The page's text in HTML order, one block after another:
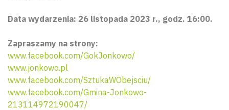
Data wydarzenia: 26 listopada 2023 r., godz. 16:00.
Zapraszamy na strony:
www.facebook.com/GokJonkowo/
www.jonkowo.pl
www.facebook.com/SztukaWObejsciu/
www.facebook.com/Gmina-Jonkowo-
213114972190047/